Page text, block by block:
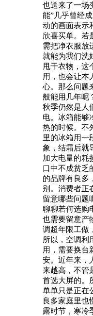
也送来了一场
能”几乎曾经
动的画面表示
欣喜买单。若
需把净衣服放
就能为我们洗
甩干衣物，这
用，也会让本
心。那么问题
般能用几年呢
秋季仍然是人
电。冰箱能够
热的时候。不
里的冰箱用一
象，结霜后就
加大电量的耗
口中不成贫乏
的品牌有良多
别。消费者正
留意哪些问题
聊聊若何选购
也需要留意产
调超年限工做
所以，空调利
用，需要换台
安。近年来，
来越高，不管
首选大屏的。
单单只是正在
良多家庭里也
露时节，寒冷